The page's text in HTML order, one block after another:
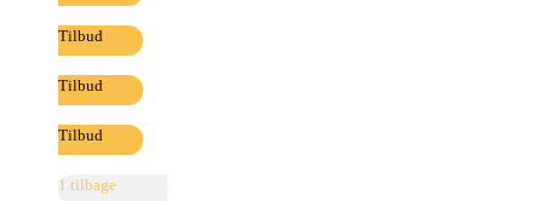
Tilbud
Tilbud
Tilbud
1 tilbage